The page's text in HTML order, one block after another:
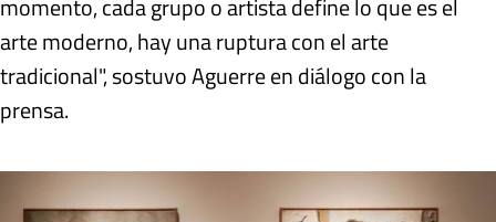
arte moderno, hay una ruptura con el arte
tradicional", sostuvo Aguerre en diálogo con la
prensa.